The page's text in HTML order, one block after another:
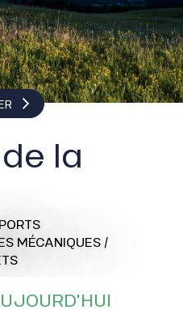
la
MÉCANIQUES /